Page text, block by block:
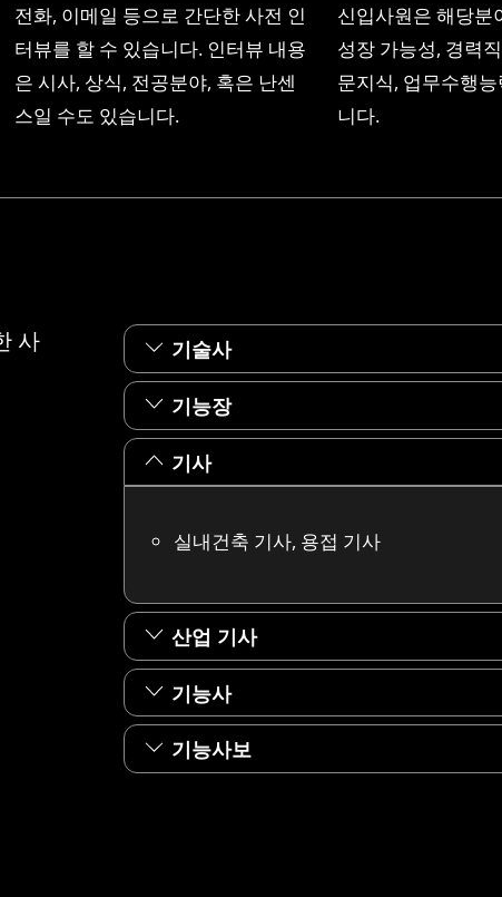
전화, 이메일 등으로 간단한 사전 인
터뷰를 할 수 있습니다. 인터뷰 내용
은 시사, 상식, 전공분야, 혹은 난센
스일 수도 있습니다.
신입사원은 해당분
성장 가능성, 경력
문지식, 업무수행
니다.
사
기술사
기능장
기사
실내건축 기사, 용접 기사
산업 기사
기능사
기능사보